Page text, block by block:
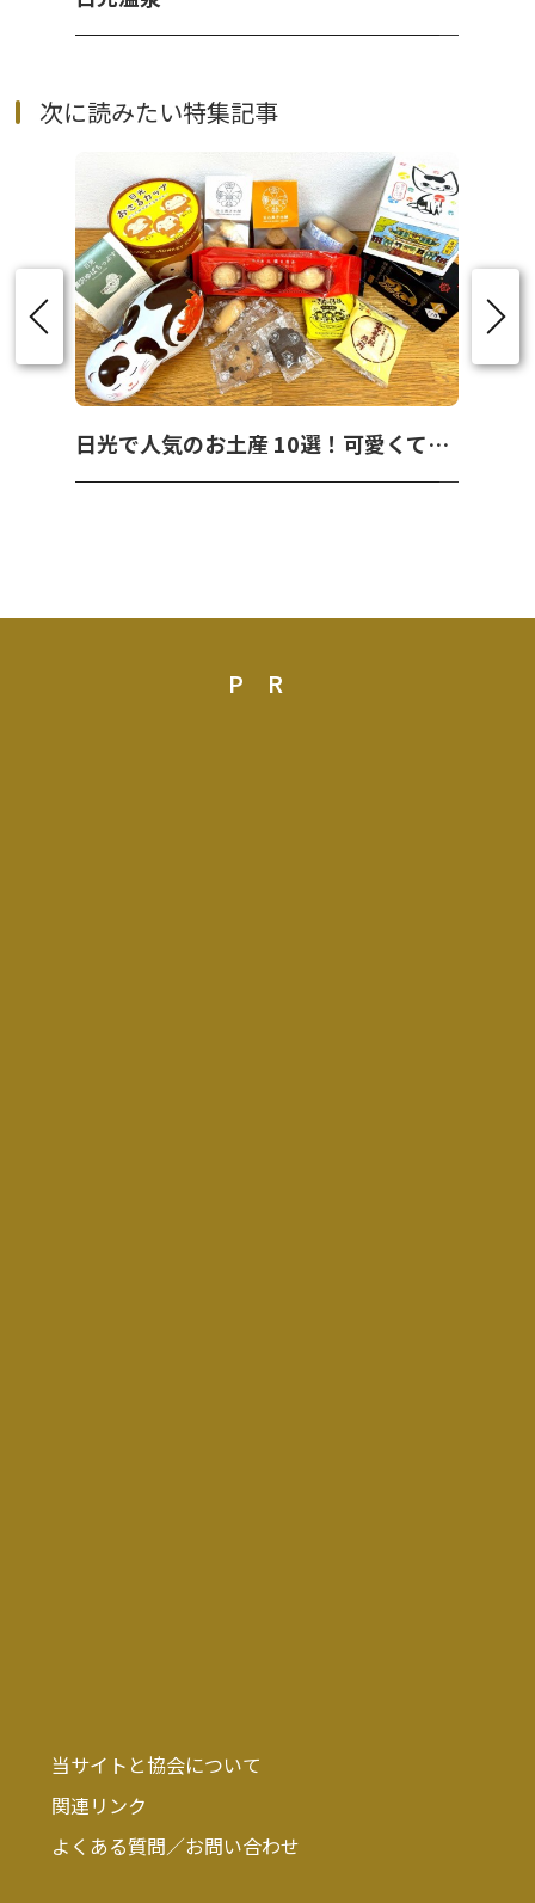
次に読みたい特集記事
日光で人気のお土産 10選！可愛くて美味しいお菓子を紹介！
PR
当サイトと協会について
関連リンク
よくある質問／お問い合わせ